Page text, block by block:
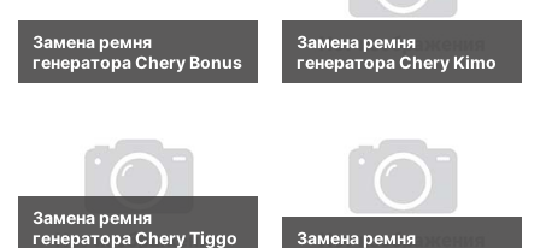
Замена ремня
генератора Chery Bonus
Замена ремня
генератора Chery Kimo
Замена ремня
генератора Chery Tiggo
Замена ремня